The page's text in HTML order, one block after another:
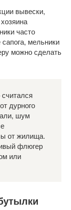
вывески,
часто
мельники
можно сделать
дурного
шум
от жилища.
флюгер
или